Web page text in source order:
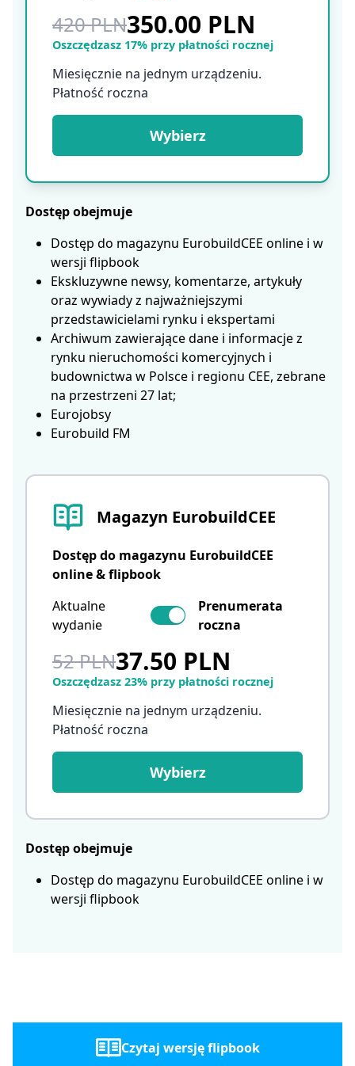
Magazyn EurobuildCEE
Dostęp do magazynu EurobuildCEE
online & flipbook
Aktualne
wydanie
Prenumerata
roczna
52 PLN37.50 PLN
Oszczędzasz 23% przy płatności rocznej
Miesięcznie na jednym urządzeniu.
Płatność roczna
Wybierz
Dostęp obejmuje
Dostęp do magazynu EurobuildCEE online i w
wersji flipbook
420 PLN350.00 PLN
Oszczędzasz 17% przy płatności rocznej
Miesięcznie na jednym urządzeniu.
Płatność roczna
Wybierz
Dostęp obejmuje
Dostęp do magazynu EurobuildCEE online i w
wersji flipbook
Ekskluzywne newsy, komentarze, artykuły
oraz wywiady z najważniejszymi
przedstawicielami rynku i ekspertami
Archiwum zawierające dane i informacje z
rynku nieruchomości komercyjnych i
budownictwa w Polsce i regionu CEE, zebrane
na przestrzeni 27 lat;
Eurojobsy
Eurobuild FM
Czytaj wersję flipbook